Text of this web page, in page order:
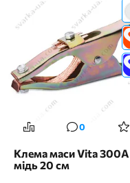
0
Клема маси Vita 300А
мідь 20 см